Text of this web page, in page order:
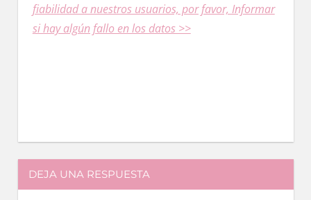
fiabilidad a nuestros usuarios, pοr favor, Informar
ѕi hay algún fallo en los datos >>
DEJA UNA RESPUESTA